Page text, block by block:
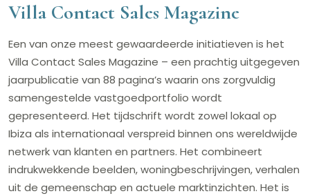
Villa Contact Sales Magazine
Een van onze meest gewaardeerde initiatieven is het
Villa Contact Sales Magazine – een prachtig uitgegeven
jaarpublicatie van 88 pagina’s waarin ons zorgvuldig
samengestelde vastgoedportfolio wordt
gepresenteerd. Het tijdschrift wordt zowel lokaal op
Ibiza als internationaal verspreid binnen ons wereldwijde
netwerk van klanten en partners. Het combineert
indrukwekkende beelden, woningbeschrijvingen, verhalen
uit de gemeenschap en actuele marktinzichten. Het is